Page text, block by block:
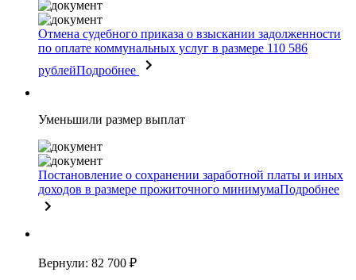
Отмена судебного приказа о взыскании задолженности
по оплате коммунальных услуг в размере 110 586
рублейПодробнее
Уменьшили размер выплат
Постановление о сохранении заработной платы и иных
доходов в размере прожиточного минимумаПодробнее
Вернули: 82 700 ₽